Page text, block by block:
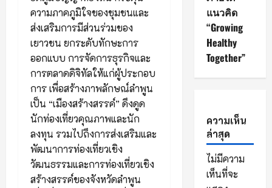
ความภาคภูมิใจของชุมชนและ
ส่งเสริมการมีส่วนร่วมของ
เยาวชน ยกระดับทักษะการ
ออกแบบ การจัดการธุรกิจและ
การตลาดดิจิทัลให้แก่ผู้ประกอบ
การ เพื่อสร้างภาพลักษณ์ลำพูน
เป็น “เมืองสร้างสรรค์” ดึงดูด
นักท่องเที่ยวคุณภาพและนัก
ลงทุน รวมไปถึงการส่งเสริมและ
พัฒนาการท่องเที่ยวเชิง
วัฒนธรรมและการท่องเที่ยวเชิง
สร้างสรรค์ของจังหวัดลำพูน
แนวคิด
“Growing
Healthy
Together”
ความเห็น
ล่าสุด
ไม่มีความ
เห็นที่จะ